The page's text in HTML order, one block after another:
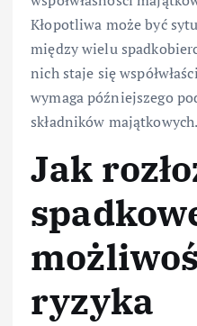
Kłopotliwa może być
między wielu
nich staje się
wymaga późniejszego
składników majątkowych.
Jak
ryzyka